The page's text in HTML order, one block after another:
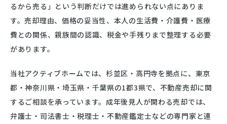
るから売る」という判断だけでは進められない点にありま
す。売却理由、価格の妥当性、本人の生活費・介護費・医療
費との関係、親族間の認識、税金や手残りまで整理する必要
があります。
当社アクティブホームでは、杉並区・高円寺を拠点に、東京
都・神奈川県・埼玉県・千葉県の1都3県で、不動産売却に関
するご相談を承っています。成年後見人が関わる売却では、
弁護士・司法書士・税理士・不動産鑑定士などの専門家と連